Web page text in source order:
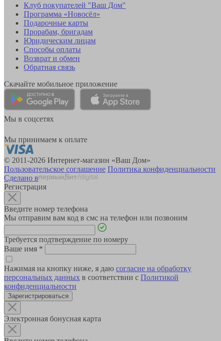
Клуб покупателей "Ваш Дом"
Программа «Новосёл»
Подарочные карты
Прорабам, бригадам
Юридическим лицам
Способы оплаты
Возврат и обмен
Обратная связь
Скачайте мобильное приложение
Мы в соцсетях
Мы принимаем к оплате
© 2011-2026 Интернет-магазин «Ваш Дом»
Пользовательское соглашение Политика конфиденциальности
Сделано в
Регистрация
Введите номер телефона
Мы отправим вам код в смс на телефон или позвоним
Требуется подтверждение по номеру
Ваше имя *
Нажимая на кнопку ниже, я даю согласие на обработку
персональных данных в соответствии с Политикой
конфиденциальности
Зарегистрироваться
Электронная бонусная карта